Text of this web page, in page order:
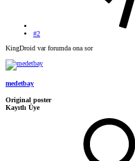
#2
KingDroid var forumda ona sor
medetbay
Original poster
Kayıtlı Üye